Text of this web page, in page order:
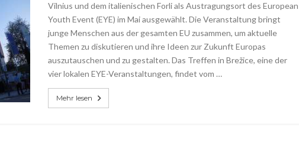
Vilnius und dem italienischen Forli als Austragungsort des European
Youth Event (EYE) im Mai ausgewählt. Die Veranstaltung bringt
junge Menschen aus der gesamten EU zusammen, um aktuelle
Themen zu diskutieren und ihre Ideen zur Zukunft Europas
auszutauschen und zu gestalten. Das Treffen in Brežice, eine der
vier lokalen EYE-Veranstaltungen, findet vom …
Mehr lesen